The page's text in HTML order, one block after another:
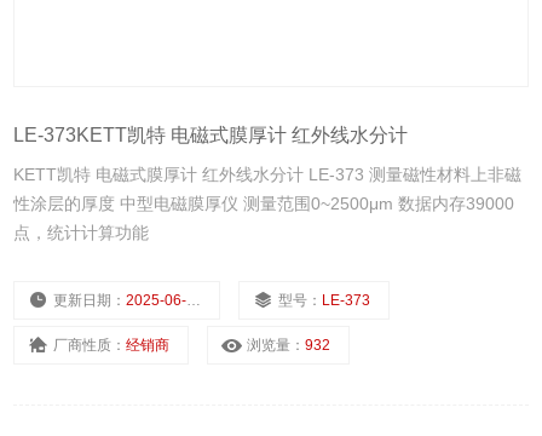
LE-373KETT凯特 电磁式膜厚计 红外线水分计
KETT凯特 电磁式膜厚计 红外线水分计 LE-373 测量磁性材料上非磁
性涂层的厚度 中型电磁膜厚仪 测量范围0~2500μm 数据内存39000
点，统计计算功能
更新日期：2025-06-30 型号： LE-373
厂商性质：经销商 浏览量：932